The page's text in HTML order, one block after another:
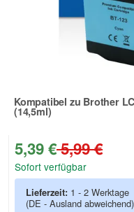
Kompatibel zu Brother
(14,5ml)
Zur Artikelbewertung
5,39 €5,99 €
Sofort verfügbar
Lieferzeit: 1 - 2 Werktage
(DE - Ausland abweichend)